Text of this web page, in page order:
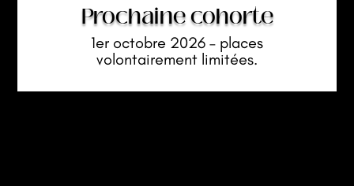
Prochaine cohorte
1er octobre 2026 – places
volontairement limitées.